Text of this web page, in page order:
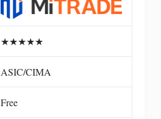
★★★★★
ASIC/CIMA
Free